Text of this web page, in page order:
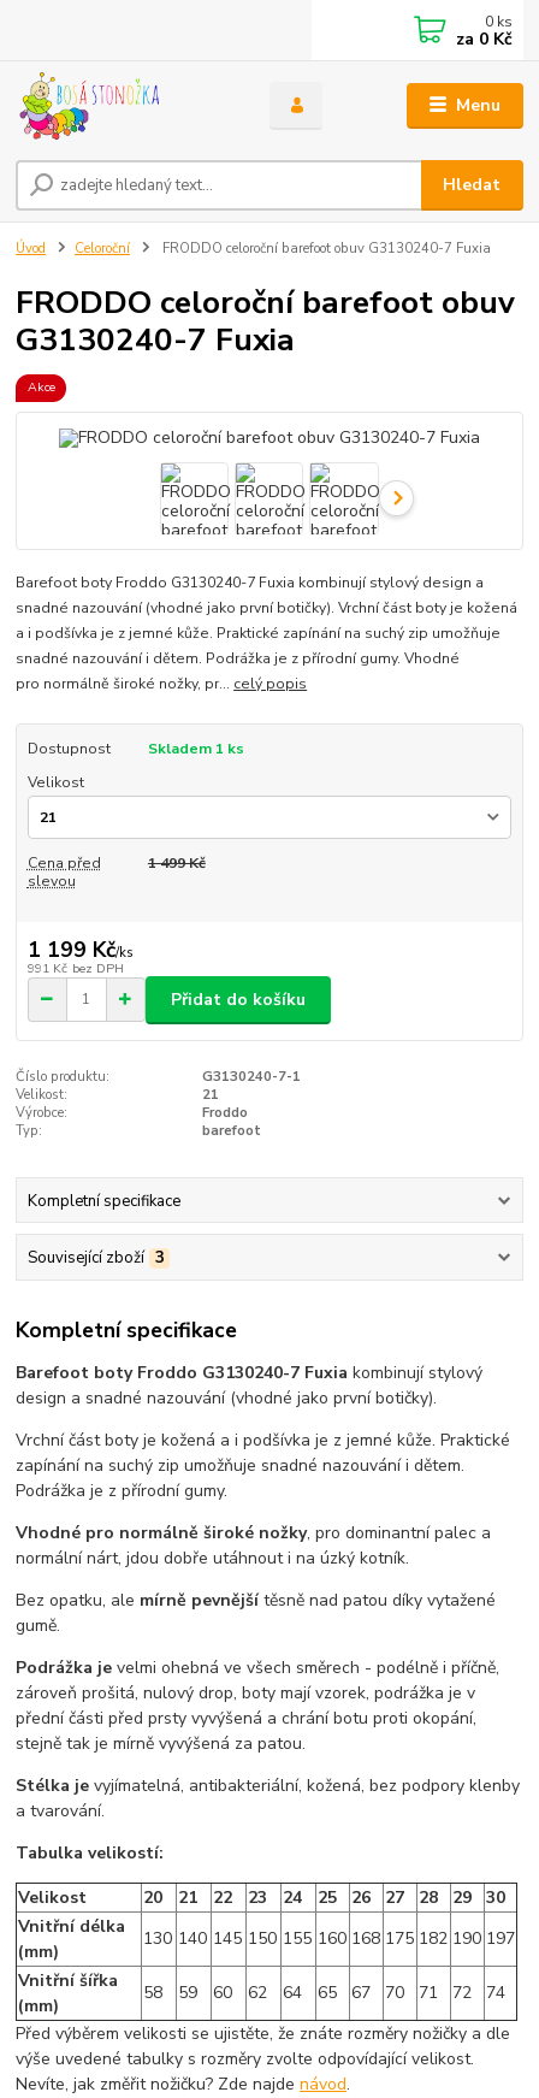
Menu
Hledat
0 ks
za 0 Kč
Úvod Celoroční FRODDO celoroční barefoot obuv G3130240-7 Fuxia
FRODDO celoroční barefoot obuv
G3130240-7 Fuxia
Akce
Barefoot boty Froddo G3130240-7 Fuxia kombinují stylový design a
snadné nazouvání (vhodné jako první botičky). Vrchní část boty je kožená
a i podšívka je z jemné kůže. Praktické zapínání na suchý zip umožňuje
snadné nazouvání i dětem. Podrážka je z přírodní gumy. Vhodné
pro normálně široké nožky, pr... celý popis
Dostupnost
Skladem 1 ks
Velikost
Cena před
slevou
1 499 Kč
1 199 Kč/ks
991 Kč bez DPH
Přidat do košíku
Číslo produktu:
G3130240-7-1
Velikost:
21
Výrobce:
Froddo
Typ:
barefoot
Kompletní specifikace
Související zboží 3
Kompletní specifikace
Barefoot boty Froddo G3130240-7 Fuxia kombinují stylový
design a snadné nazouvání (vhodné jako první botičky).
Vrchní část boty je kožená a i podšívka je z jemné kůže. Praktické
zapínání na suchý zip umožňuje snadné nazouvání i dětem.
Podrážka je z přírodní gumy.
Vhodné pro normálně široké nožky, pro dominantní palec a
normální nárt, jdou dobře utáhnout i na úzký kotník.
Bez opatku, ale mírně pevnějšítěsně nad patou díky vytažené
gumě.
Podrážka je velmi ohebná ve všech směrech - podélně i příčně,
zároveň prošitá, nulový drop, boty mají vzorek, podrážka je v
přední části před prsty vyvýšená a chrání botu proti okopání,
stejně tak je mírně vyvýšená za patou.
Stélka jevyjímatelná, antibakteriální, kožená, bez podpory klenby
a tvarování.
Tabulka velikostí:
Velikost
20 21 22 23 24 25 26 27 28 29
30
Vnitřní délka
(mm)
130 140 145 150 155 160 168 175 182 190 197
Vnitřní šířka
(mm)
58 59 60 62 64 65 67 70 71 72
74
Před výběrem velikosti se ujistěte, že znáte rozměry nožičky a dle
výše uvedené tabulky s rozměry zvolte odpovídající velikost.
Nevíte, jak změřit nožičku? Zde najdenávod.